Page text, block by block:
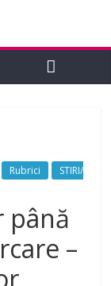
Rubrici
STIRI/
până
–